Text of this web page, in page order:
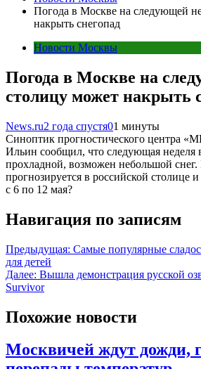
Погода в Москве на следующей
накрыть снегопад
Новости Москвы
Погода в Москве на
столицу может накрыть
News.ru2 года спустя01 минуты
Синоптик прогностического центра
Ильин сообщил, что следующая неделя
прохладной, возможен небольшой снег.
прогнозируется в российской столице
с 6 по 12 мая?
Навигация по записям
Предыдущая: Самые популярные
для детей
Далее: Вышла демонстрация русской
Survivor
Похожие новости
Москвичей ждут дожди,